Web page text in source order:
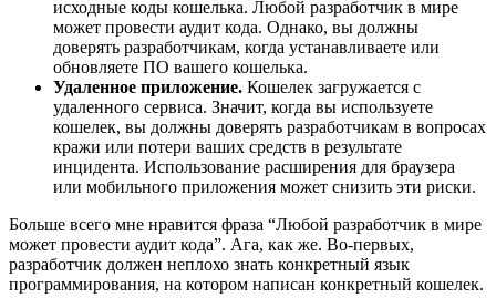
исходные коды кошелька. Любой разработчик в мире
может провести аудит кода. Однако, вы должны
доверять разработчикам, когда устанавливаете или
обновляете ПО вашего кошелька.
Удаленное приложение. Кошелек загружается с
удаленного сервиса. Значит, когда вы используете
кошелек, вы должны доверять разработчикам в вопросах
кражи или потери ваших средств в результате
инцидента. Использование расширения для браузера
или мобильного приложения может снизить эти риски.
Больше всего мне нравится фраза “Любой разработчик в мире
может провести аудит кода”. Ага, как же. Во-первых,
разработчик должен неплохо знать конкретный язык
программирования, на котором написан конкретный кошелек.